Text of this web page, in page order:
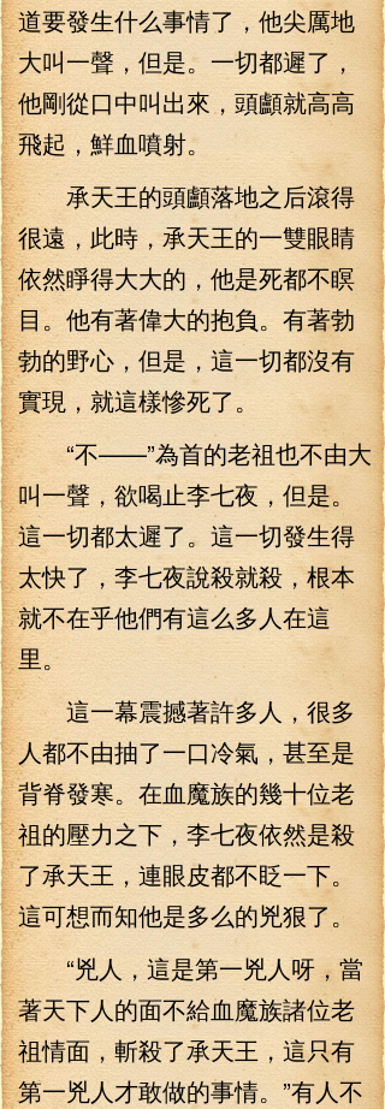
道要發生什么事情了，他尖厲地
大叫一聲，但是。一切都遲了，
他剛從口中叫出來，頭顱就高高
飛起，鮮血噴射。
承天王的頭顱落地之后滾得
很遠，此時，承天王的一雙眼睛
依然睜得大大的，他是死都不瞑
目。他有著偉大的抱負。有著勃
勃的野心，但是，這一切都沒有
實現，就這樣慘死了。
“不——”為首的老祖也不由大
叫一聲，欲喝止李七夜，但是。
這一切都太遲了。這一切發生得
太快了，李七夜說殺就殺，根本
就不在乎他們有這么多人在這
里。
這一幕震撼著許多人，很多
人都不由抽了一口冷氣，甚至是
背脊發寒。在血魔族的幾十位老
祖的壓力之下，李七夜依然是殺
了承天王，連眼皮都不眨一下。
這可想而知他是多么的兇狠了。
“兇人，這是第一兇人呀，當
著天下人的面不給血魔族諸位老
祖情面，斬殺了承天王，這只有
第一兇人才敢做的事情。”有人不